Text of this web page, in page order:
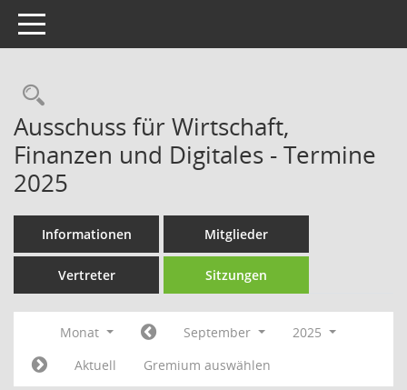
Toggle navigation
Rechercheauswahl
Ausschuss für Wirtschaft,
Finanzen und Digitales - Termine
2025
Informationen Mitglieder
Vertreter Sitzungen
Monat September
2025
Aktuell
Gremium auswählen